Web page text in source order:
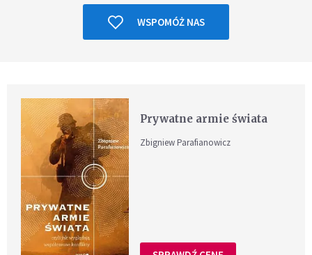
WSPOMÓŻ NAS
Prywatne armie świata
Zbigniew Parafianowicz